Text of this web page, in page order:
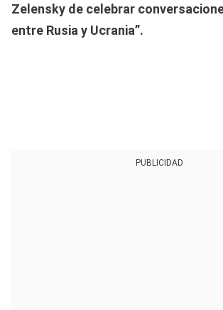
Zelensky de celebrar
entre Rusia y Ucrania”.
PUBLICIDAD